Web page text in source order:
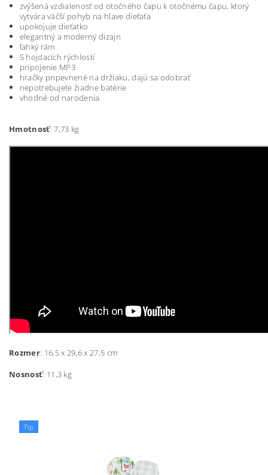
zvýšená vzdialenosť od otočného čapu k otočnému čapu, ktorý
vytvára väčší pohyb na hlave dieťaťa
upokojuje dieťatko
elegantný a moderný dizajn
ľahký rám
5 hojdacích rýchlostí
pripojenie MP3
hračky pripevnené na držiaku, dajú sa odobrať
nepotrebujete žiadne batérie
vhodné od narodenia
Hmotnosť: 7,73 kg
Rozmer: 16,5 x 29,6 x 27,5 cm
Nosnosť: 11,3 kg
Tip